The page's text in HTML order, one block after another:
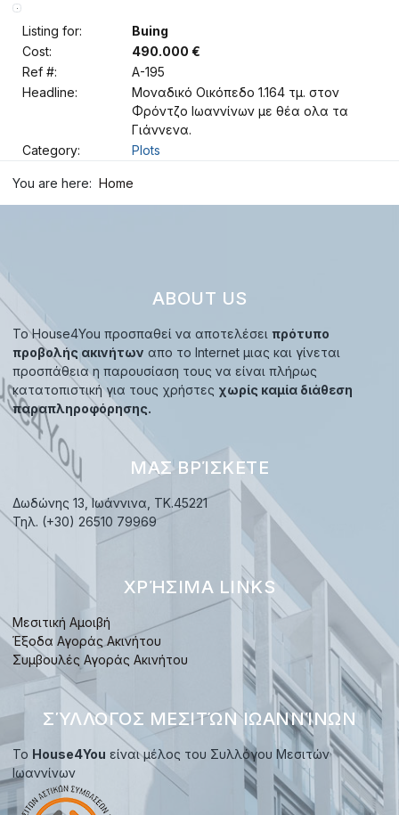
Listing for:
Buing
Cost:
490.000 €
Ref #:
A-195
Headline:
Μοναδικό Οικόπεδο 1.164 τμ. στον
Φρόντζο Ιωαννίνων με θέα ολα τα
Γιάννενα.
Category:
Plots
You are here: Home
ABOUT US
Το House4You προσπαθεί να αποτελέσει πρότυπο
προβολής ακινήτων απο το Internet μιας και γίνεται
προσπάθεια η παρουσίαση τους να είναι πλήρως
κατατοπιστική για τους χρήστες χωρίς καμία διάθεση
παραπληροφόρησης.
ΜΑΣ ΒΡΊΣΚΕΤΕ
Δωδώνης 13, Ιωάννινα, TK.45221
Τηλ. (+30) 26510 79969
ΧΡΉΣΙΜΑ LINKS
Μεσιτική Αμοιβή
Έξοδα Αγοράς Ακινήτου
Συμβουλές Αγοράς Ακινήτου
ΣΎΛΛΟΓΟΣ ΜΕΣΙΤΏΝ ΙΩΑΝΝΊΝΩΝ
Το House4You είναι μέλος του Συλλόγου Μεσιτών
Ιωαννίνων